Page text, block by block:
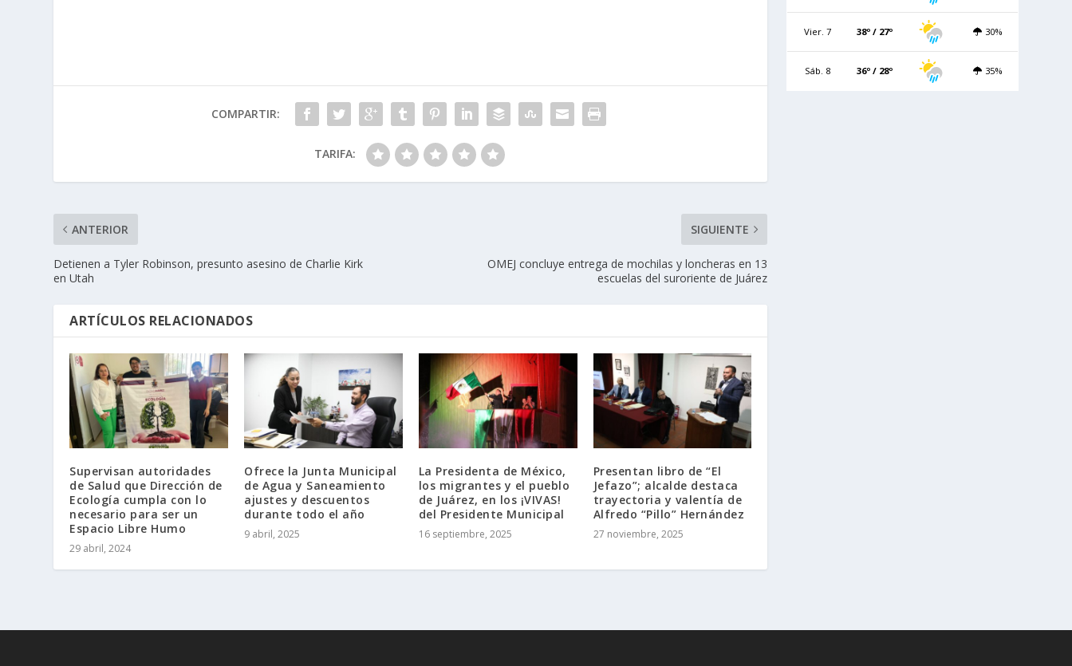
COMPARTIR:
TARIFA:
ANTERIOR
Detienen a Tyler Robinson, presunto asesino de Charlie Kirk
en Utah
SIGUIENTE
OMEJ concluye entrega de mochilas y loncheras en 13
escuelas del suroriente de Juárez
ARTÍCULOS RELACIONADOS
Supervisan autoridades
de Salud que Dirección de
Ecología cumpla con lo
necesario para ser un
Espacio Libre Humo
29 abril, 2024
Ofrece la Junta Municipal
de Agua y Saneamiento
ajustes y descuentos
durante todo el año
9 abril, 2025
La Presidenta de México,
los migrantes y el pueblo
de Juárez, en los ¡VIVAS!
del Presidente Municipal
16 septiembre, 2025
Presentan libro de “El
Jefazo”; alcalde destaca
trayectoria y valentía de
Alfredo “Pillo” Hernández
27 noviembre, 2025
Vier. 7 38º / 27º 30%
Sáb. 8 36º / 28º 35%